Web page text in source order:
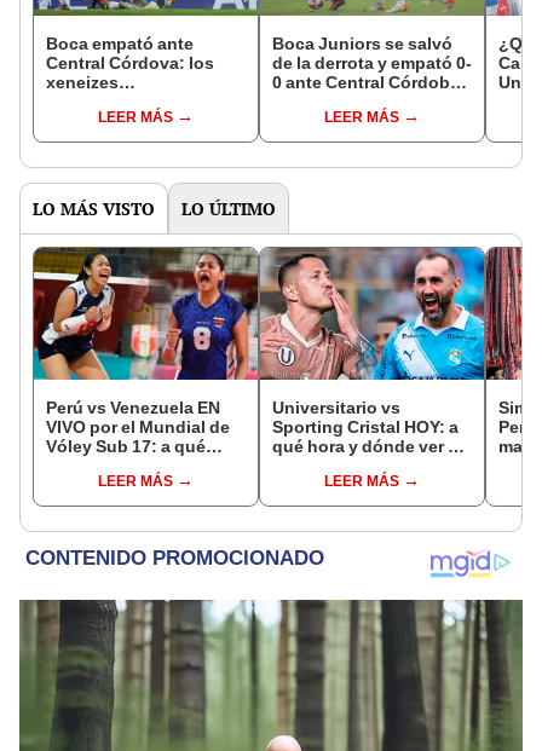
Boca empató ante
Central Córdova: los
xeneizes
salvaron gracias a
Romero
LEER MÁS
Boca Juniors se salvó
de la derrota y empató 0-
0 ante Central Córdoba
LEER MÁS
LO MÁS VISTO LO ÚLTIMO
Perú vs Venezuela EN
VIVO por el Mundial de
Vóley Sub 17: a qué
partido de la fecha 2
LEER MÁS
Universitario vs
Sporting Cristal HOY: a
qué hora y dónde ver el
Clausura de la Liga 1
2026
LEER MÁS
Perú
país"